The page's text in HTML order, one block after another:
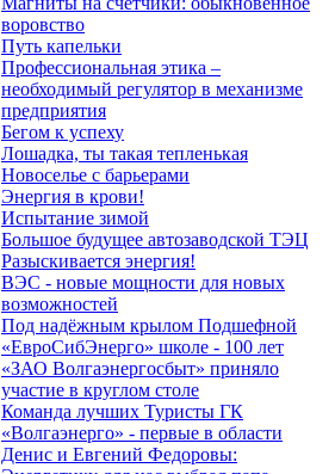
воровство
Путь капельки
Профессиональная этика –
необходимый регулятор в механизме
предприятия
Бегом к успеху
Лошадка, ты такая тепленькая
Новоселье с барьерами
Энергия в крови!
Испытание зимой
Большое будущее автозаводской ТЭЦ
Разыскивается энергия!
ВЭС - новые мощности для новых
возможностей
Под надёжным крылом Подшефной
«ЕвроСибЭнерго» школе - 100 лет
«ЗАО Волгаэнергосбыт» приняло
участие в круглом столе
Команда лучших Туристы ГК
«Волгаэнерго» - первые в области
Денис и Евгений Федоровы: